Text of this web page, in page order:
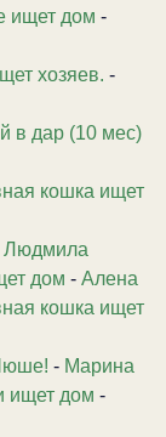
ищет дом -
хозяев. -
в дар (10 мес)
кошка ищет
Людмила
дом - Алена
кошка ищет
- Марина
ищет дом -